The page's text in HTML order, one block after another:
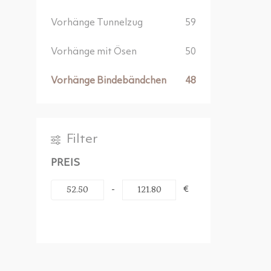
Vorhänge Tunnelzug 59
Vorhänge mit Ösen 50
Vorhänge Bindebändchen 48
Filter
PREIS
- €